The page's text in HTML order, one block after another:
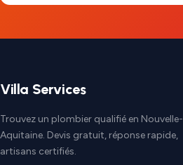
Villa Services
Trouvez un plombier qualifié en Nouvelle-
Aquitaine. Devis gratuit, réponse rapide,
artisans certifiés.